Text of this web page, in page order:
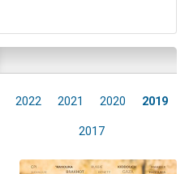
2022 2021 2020 2019
2017